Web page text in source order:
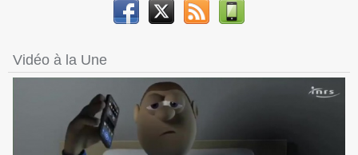
Vidéo à la Une